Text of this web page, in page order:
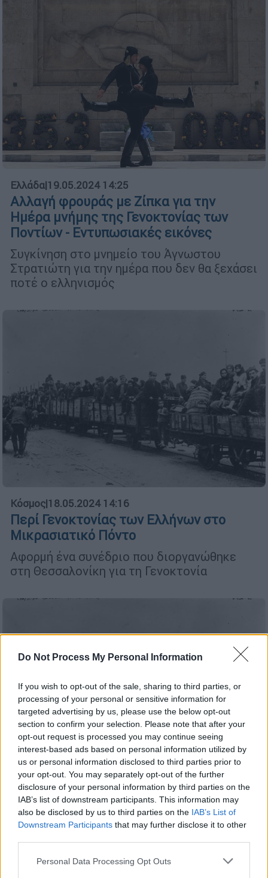
Do Not Process My Personal Information
If you wish to opt-out of the sale, sharing to third parties, or
processing of your personal or sensitive information for
targeted advertising by us, please use the below opt-out
section to confirm your selection. Please note that after your
opt-out request is processed you may continue seeing
interest-based ads based on personal information utilized by
us or personal information disclosed to third parties prior to
your opt-out. You may separately opt-out of the further
disclosure of your personal information by third parties on the
IAB’s list of downstream participants. This information may
also be disclosed by us to third parties on the IAB’s List of
Downstream Participants that may further disclose it to other
Please note that this website/app uses one or more Google
Personal Data Processing Opt Outs
Ελλάδα|19.05.2024 14:25
Αλλαγή φρουράς με Ζίπκα για την
Ημέρα μνήμης της Γενοκτονίας των
Ποντίων - Εντυπωσιακές εικόνες
Συγκίνηση στο μνημείο του Άγνωστου
Στρατιώτη για την ημέρα που δεν θα ξεχάσει
ποτέ ο ελληνισμός
Κόσμος|18.05.2024 14:16
Περί Γενοκτονίας των Ελλήνων στο
Μικρασιατικό Πόντο
Αφορμή ένα συνέδριο που διοργανώθηκε
στη Θεσσαλονίκη για τη Γενοκτονία
Ελλάδα|27.03.2024 10:48
Παγκόσμιο Συμβούλιο Ποντιακού
Ελληνισμού: Ανιστόρητες και
προκλητικές οι δηλώσεις Ερντογάν για
τον ελληνισμό του Πόντου